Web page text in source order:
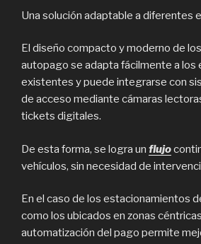
Una solución adaptable a diferentes
El diseño compacto y moderno de
autopago se adapta fácilmente a los
existentes y puede integrarse con
de acceso mediante cámaras
tickets digitales.
De esta forma, se logra un flujo
vehículos, sin necesidad de
En el caso de los estacionamientos
como los ubicados en zonas
automatización del pago permite